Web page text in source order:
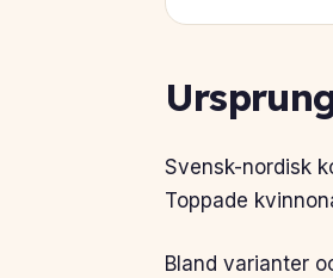
Svensk-nordisk
Toppade
Bland varianter